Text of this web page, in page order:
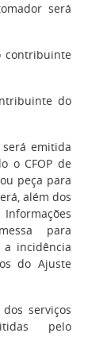
será
contribuinte
do
emitida
o CFOP de
peça para
além dos
para
a incidência
do Ajuste
serviços
pelo